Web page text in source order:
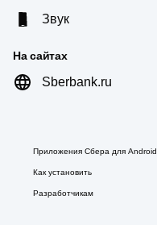
Звук
На сайтах
Sberbank.ru
Приложения Сбера для Android
Как установить
Разработчикам